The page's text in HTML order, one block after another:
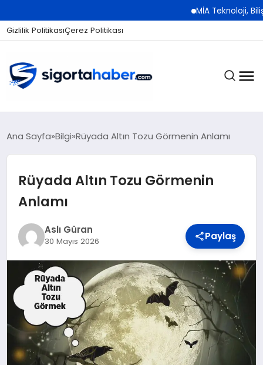
MİA Teknoloji, Bilişim
Gizlilik PolitikasıÇerez Politikası
SIGORTA
BES / HAYAT
EKONOMI
DÜNYA
BILIM VE TEKNOLOJI
OTOMOBIL
Ana Sayfa Bilgi Rüyada Altın Tozu Görmenin Anlamı
Rüyada Altın Tozu Görmenin
Anlamı
Aslı Güran
30 Mayıs 2026 Paylaş